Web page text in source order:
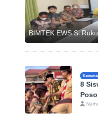
BIMTEK EWS Si
8